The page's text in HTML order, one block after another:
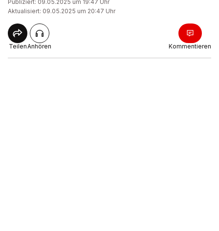
Publiziert: 09.05.2025 um 19:47 Uhr
Aktualisiert: 09.05.2025 um 20:47 Uhr
TeilenAnhören Kommentieren